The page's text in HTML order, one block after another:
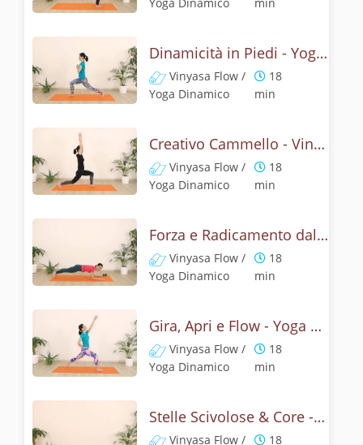
Dinamicità in Piedi - Yoga flow senza polsi
Vinyasa Flow /
Yoga Dinamico
18
min
Creativo Cammello - Vinyasa Yoga
Vinyasa Flow /
Yoga Dinamico
18
min
Forza e Radicamento dalle Gambe - Yoga dinamico
Vinyasa Flow /
Yoga Dinamico
18
min
Gira, Apri e Flow - Yoga Challenge 12
Vinyasa Flow /
Yoga Dinamico
18
min
Stelle Scivolose & Core - Yoga Dinamico
Vinyasa Flow /
18